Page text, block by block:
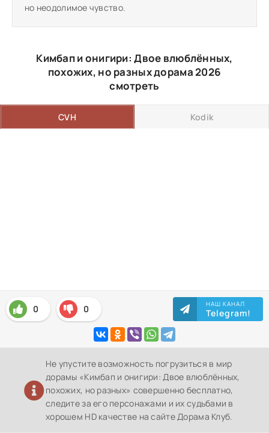
но неодолимое чувство.
Кимбап и онигири: Двое влюблённых,
похожих, но разных дорама 2026
смотреть
CVH Kodik
0 0 НАШ КАНАЛ
Telegram!
Не упустите возможность погрузиться в мир
дорамы «Кимбап и онигири: Двое влюблённых,
похожих, но разных» совершенно бесплатно,
следите за его персонажами и их судьбами в
хорошем HD качестве на сайте Дорама Клуб.